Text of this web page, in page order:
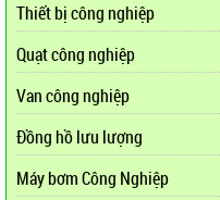
Thiết bị công nghiệp
Quạt công nghiệp
Van công nghiệp
Đồng hồ lưu lượng
Máy bơm Công Nghiệp